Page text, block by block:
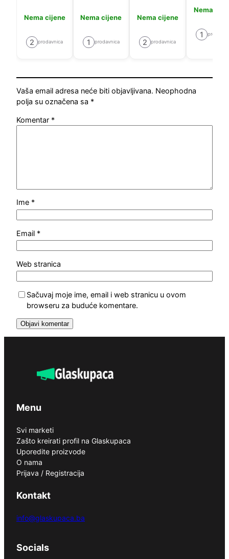
Nema cijene
2 prodavnica
Nema cijene
1 prodavnica
Nema cijene
2 prodavnica
Nema
1
Vaša email adresa neće biti objavljivana. Neophodna
polja su označena sa *
Komentar *
Ime *
Email *
Web stranica
Sačuvaj moje ime, email i web stranicu u ovom
browseru za buduće komentare.
Menu
Svi marketi
Zašto kreirati profil na Glaskupaca
Uporedite proizvode
O nama
Prijava / Registracija
Kontakt
info@glaskupaca.ba
Socials